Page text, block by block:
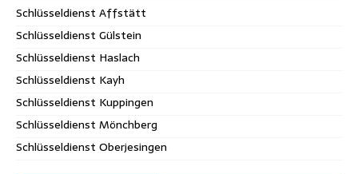
Schlüsseldienst Affstätt
Schlüsseldienst Gülstein
Schlüsseldienst Haslach
Schlüsseldienst Kayh
Schlüsseldienst Kuppingen
Schlüsseldienst Mönchberg
Schlüsseldienst Oberjesingen